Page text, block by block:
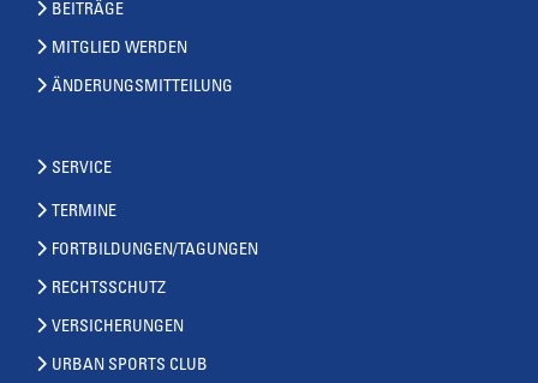
BEITRÄGE
MITGLIED WERDEN
ÄNDERUNGSMITTEILUNG
SERVICE
TERMINE
FORTBILDUNGEN/TAGUNGEN
RECHTSSCHUTZ
VERSICHERUNGEN
URBAN SPORTS CLUB